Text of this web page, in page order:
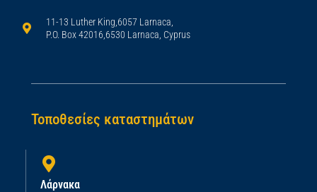
11-13 Luther King,6057 Larnaca,
P.O. Box 42016,6530 Larnaca, Cyprus
Τοποθεσίες καταστημάτων
Λάρνακα